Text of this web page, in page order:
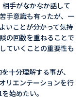
手がなかなか話して
手意識も有ったが、一
いことが分かって気持
の回数を重ねることで
ていくことの重要性も
十分理解する事が、
リエンテーションを行
始めたい。